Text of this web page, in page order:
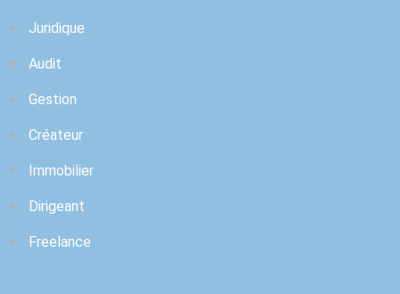
Juridique
Audit
Gestion
Créateur
Immobilier
Dirigeant
Freelance